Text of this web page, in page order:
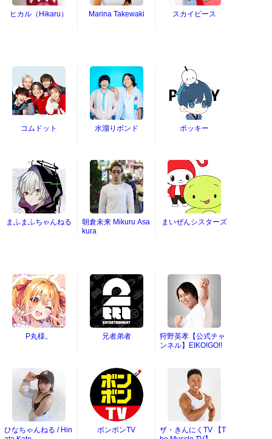
ヒカル（Hikaru） Marina Takewaki スカイピース
コムドット 水溜りボンド ポッキー
まふまふちゃんねる
朝倉未来 Mikuru Asa
kura
まいぜんシスターズ
P丸様。 兄者弟者
狩野英孝【公式チャ
ンネル】EIKO!GO!!
ひなちゃんねる / Hin
ボンボンTV
ザ・きんにくTV 【T